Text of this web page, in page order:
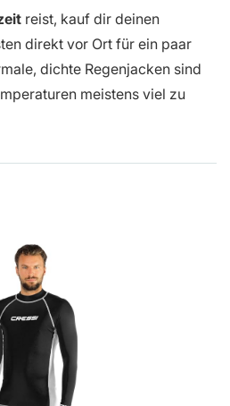
reist, kauf dir deinen
direkt vor Ort für ein paar
dichte Regenjacken sind
meistens viel zu